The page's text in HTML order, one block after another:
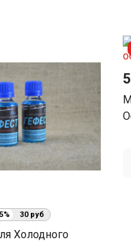
5% 30 руб
Холодного